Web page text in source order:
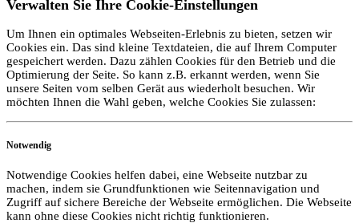
Verwalten Sie Ihre Cookie-Einstellungen
Um Ihnen ein optimales Webseiten-Erlebnis zu bieten, setzen wir
Cookies ein. Das sind kleine Textdateien, die auf Ihrem Computer
gespeichert werden. Dazu zählen Cookies für den Betrieb und die
Optimierung der Seite. So kann z.B. erkannt werden, wenn Sie
unsere Seiten vom selben Gerät aus wiederholt besuchen. Wir
möchten Ihnen die Wahl geben, welche Cookies Sie zulassen:
Notwendig
Notwendige Cookies helfen dabei, eine Webseite nutzbar zu
machen, indem sie Grundfunktionen wie Seitennavigation und
Zugriff auf sichere Bereiche der Webseite ermöglichen. Die Webseite
kann ohne diese Cookies nicht richtig funktionieren.